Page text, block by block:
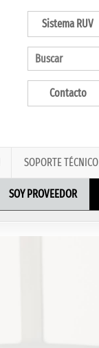
Sistema RUV
Contacto
SOPORTE TÉCNICO
SOY PROVEEDOR